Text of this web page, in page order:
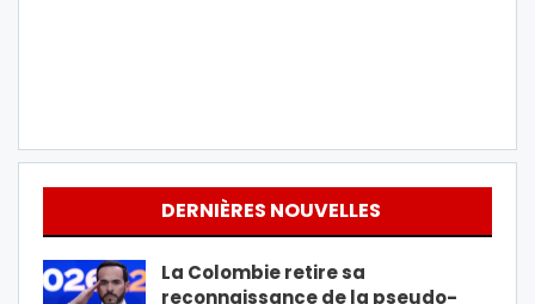
DERNIÈRES NOUVELLES
La Colombie retire sa
reconnaissance de la pseudo-